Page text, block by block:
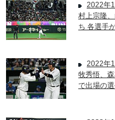
2022年
村上宗隆
ち 各選手
2022年
牧秀悟、
で出場の